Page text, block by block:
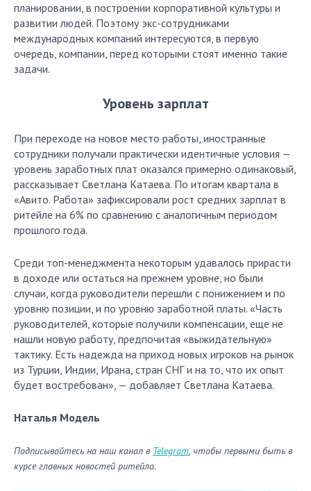
планировании, в построении корпоративной культуры и
развитии людей. Поэтому экс-сотрудниками
международных компаний интересуются, в первую
очередь, компании, перед которыми стоят именно такие
задачи.
Уровень зарплат
При переходе на новое место работы, иностранные
сотрудники получали практически идентичные условия —
уровень заработных плат оказался примерно одинаковый,
рассказывает Светлана Катаева. По итогам квартала в
«Авито. Работа» зафиксировали рост средних зарплат в
ритейле на 6% по сравнению с аналогичным периодом
прошлого года.
Среди топ-менеджмента некоторым удавалось прирасти
в доходе или остаться на прежнем уровне, но были
случаи, когда руководители перешли с понижением и по
уровню позиции, и по уровню заработной платы. «Часть
руководителей, которые получили компенсации, еще не
нашли новую работу, предпочитая «выжидательную»
тактику. Есть надежда на приход новых игроков на рынок
из Турции, Индии, Ирана, стран СНГ и на то, что их опыт
будет востребован», — добавляет Светлана Катаева.
Наталья Модель
Подписывайтесь на наш канал в Telegram, чтобы первыми быть в
курсе главных новостей ритейла.